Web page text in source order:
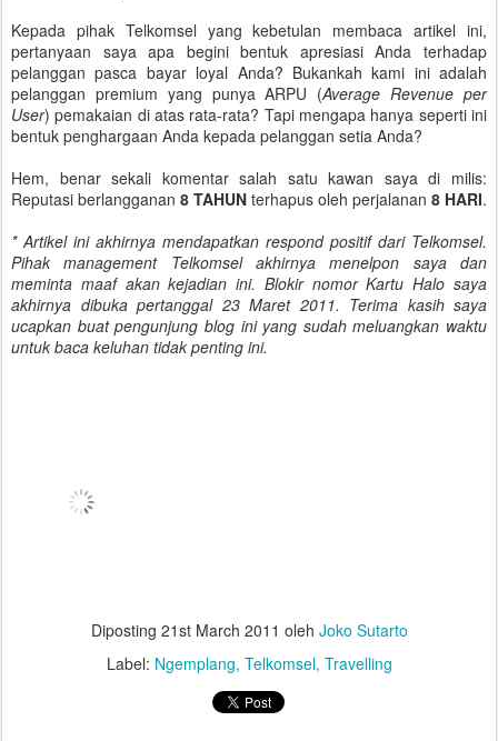
Kepada pihak Telkomsel yang kebetulan membaca artikel ini,
pertanyaan saya apa begini bentuk apresiasi Anda terhadap
pelanggan pasca bayar loyal Anda? Bukankah kami ini adalah
pelanggan premium yang punya ARPU (Average Revenue per
User) pemakaian di atas rata-rata? Tapi mengapa hanya seperti ini
bentuk penghargaan Anda kepada pelanggan setia Anda?
Hem, benar sekali komentar salah satu kawan saya di milis:
Reputasi berlangganan 8 TAHUN terhapus oleh perjalanan 8 HARI.
* Artikel ini akhirnya mendapatkan respond positif dari Telkomsel.
Pihak management Telkomsel akhirnya menelpon saya dan
meminta maaf akan kejadian ini. Blokir nomor Kartu Halo saya
akhirnya dibuka pertanggal 23 Maret 2011. Terima kasih saya
ucapkan buat pengunjung blog ini yang sudah meluangkan waktu
untuk baca keluhan tidak penting ini.
Diposting 21st March 2011 oleh Joko Sutarto
Label: Ngemplang Telkomsel Travelling